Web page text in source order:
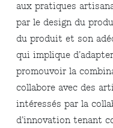
aux pratiques
par le design du
du produit et son
qui implique
promouvoir la
collabore avec des
intéressés par la
d’innovation tenant